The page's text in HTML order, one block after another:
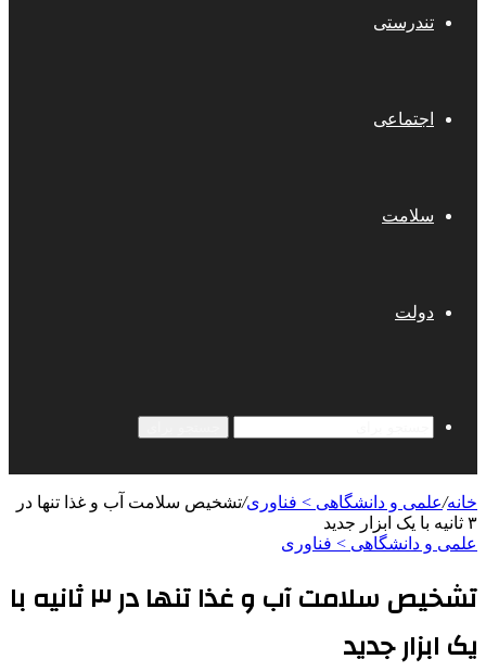
تندرستی
اجتماعی
سلامت
دولت
خانه/علمی‌ و دانشگاهی > فناوری/تشخیص سلامت آب و غذا تنها در
۳ ثانیه با یک ابزار جدید
علمی‌ و دانشگاهی > فناوری
تشخیص سلامت آب و غذا تنها در ۳ ثانیه با
یک ابزار جدید